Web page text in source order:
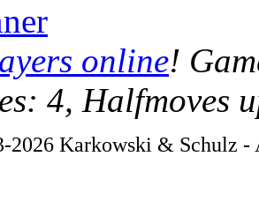
online!
4, Halfmoves
2026 Karkowski & Schulz